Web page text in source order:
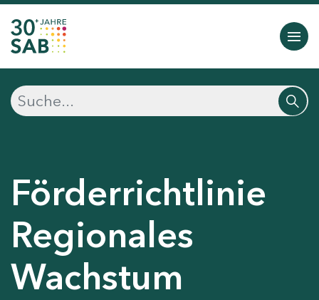
Förderrichtlinie
Regionales
Wachstum